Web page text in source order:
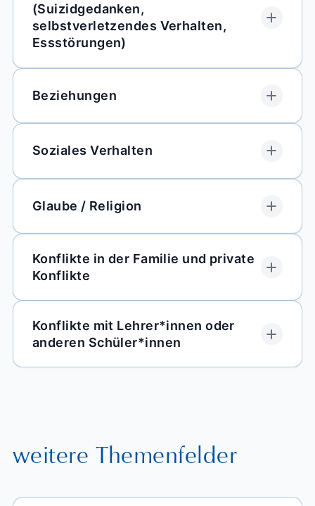
(Suizidgedanken,
selbstverletzendes Verhalten,
Essstörungen)
Beziehungen
Soziales Verhalten
Glaube / Religion
Konflikte in der Familie und private
Konflikte
Konflikte mit Lehrer*innen oder
anderen Schüler*innen
weitere Themenfelder